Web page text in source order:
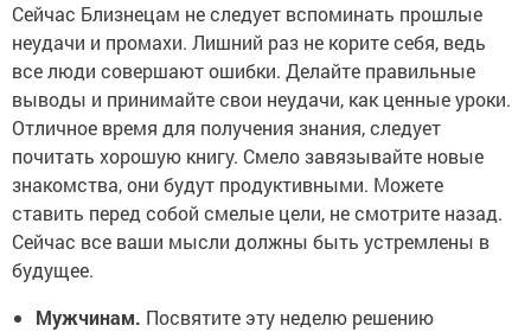
Сейчас Близнецам не следует вспоминать прошлые
неудачи и промахи. Лишний раз не корите себя, ведь
все люди совершают ошибки. Делайте правильные
выводы и принимайте свои неудачи, как ценные уроки.
Отличное время для получения знания, следует
почитать хорошую книгу. Смело завязывайте новые
знакомства, они будут продуктивными. Можете
ставить перед собой смелые цели, не смотрите назад.
Сейчас все ваши мысли должны быть устремлены в
будущее.
Мужчинам. Посвятите эту неделю решению